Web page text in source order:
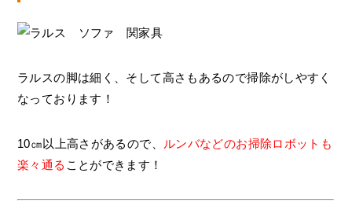
ラルスの脚は細く、そして高さもあるので掃除がしやすく
なっております！
10㎝以上高さがあるので、
ルンバなどのお掃除ロボットも
楽々通る ことができます！